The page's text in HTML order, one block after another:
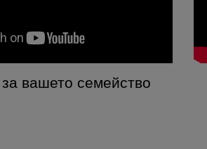
вашето семейство